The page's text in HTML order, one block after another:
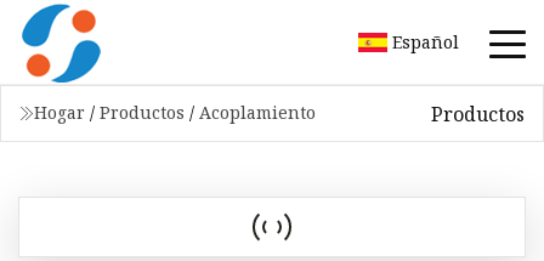
Español
Hogar / Productos / Acoplamiento Productos